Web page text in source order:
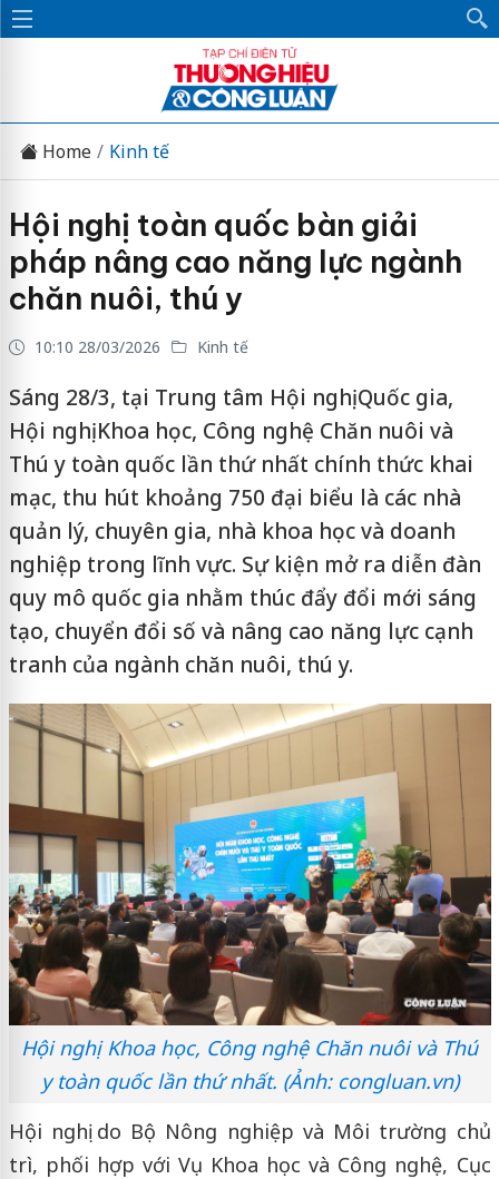
Home Kinh tế
Hội nghị toàn quốc bàn giải
pháp nâng cao năng lực ngành
chăn nuôi, thú y
10:10 28/03/2026 Kinh tế
Sáng 28/3, tại Trung tâm Hội nghị Quốc gia,
Hội nghị Khoa học, Công nghệ Chăn nuôi và
Thú y toàn quốc lần thứ nhất chính thức khai
mạc, thu hút khoảng 750 đại biểu là các nhà
quản lý, chuyên gia, nhà khoa học và doanh
nghiệp trong lĩnh vực. Sự kiện mở ra diễn đàn
quy mô quốc gia nhằm thúc đẩy đổi mới sáng
tạo, chuyển đổi số và nâng cao năng lực cạnh
tranh của ngành chăn nuôi, thú y.
Hội nghị Khoa học, Công nghệ Chăn nuôi và Thú
y toàn quốc lần thứ nhất. (Ảnh: congluan.vn)
Hội nghị do Bộ Nông nghiệp và Môi trường chủ
trì, phối hợp với Vụ Khoa học và Công nghệ, Cục